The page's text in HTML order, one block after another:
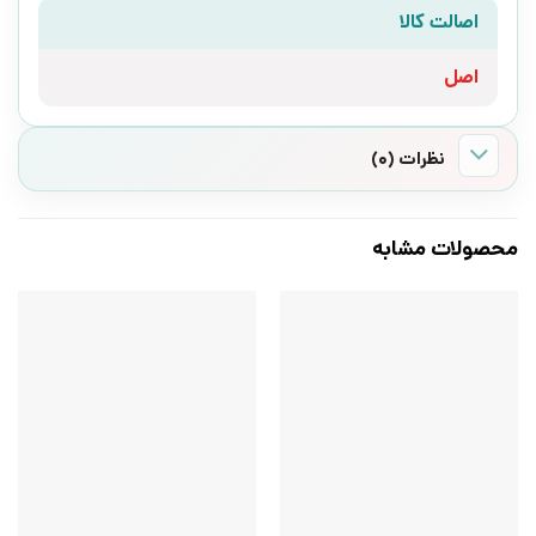
اصالت کالا
اصل
نظرات (0)
محصولات مشابه